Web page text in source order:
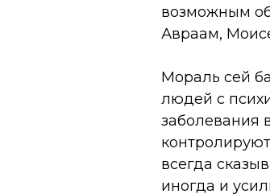
возможным
Авраам,
Мораль сей
людей с
заболевания
всегда
иногда и